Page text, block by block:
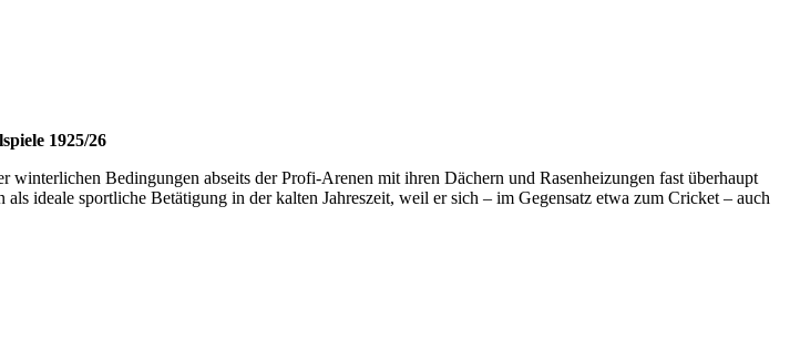
1925/26
Bedingungen abseits der Profi-Arenen mit ihren Dächern und Rasenheizungen fast überhaupt
ideale sportliche Betätigung in der kalten Jahreszeit, weil er sich – im Gegensatz etwa zum Cricket – auch